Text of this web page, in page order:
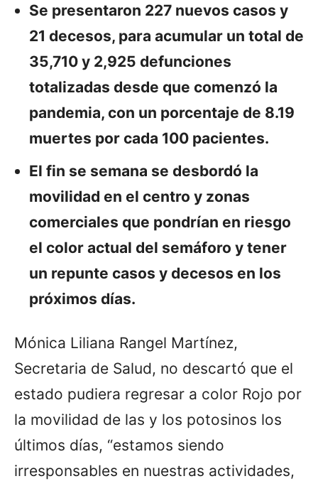
Se presentaron 227 nuevos casos y
21 decesos, para acumular un total de
35,710 y 2,925 defunciones
totalizadas desde que comenzó la
pandemia, con un porcentaje de 8.19
muertes por cada 100 pacientes.
El fin se semana se desbordó la
movilidad en el centro y zonas
comerciales que pondrían en riesgo
el color actual del semáforo y tener
un repunte casos y decesos en los
próximos días.
Mónica Liliana Rangel Martínez,
Secretaria de Salud, no descartó que el
estado pudiera regresar a color Rojo por
la movilidad de las y los potosinos los
últimos días, “estamos siendo
irresponsables en nuestras actividades,